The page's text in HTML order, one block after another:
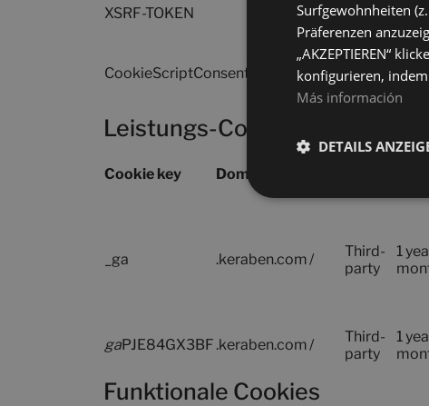
XSRF-TOKEN catalogue.keraben.com /
CookieScriptConsent catalogue.keraben.com/
Leistungs-Cookies
Cookie key Domain
_ga .keraben.com/
Third-
party
1
gaPJE84GX3BF .keraben.com/
Third-
party
1
Funktionale Cookies
Surfgewohnheiten
Präferenzen
„AKZEPTIEREN“
konfigurieren,
Más información
DETAILS